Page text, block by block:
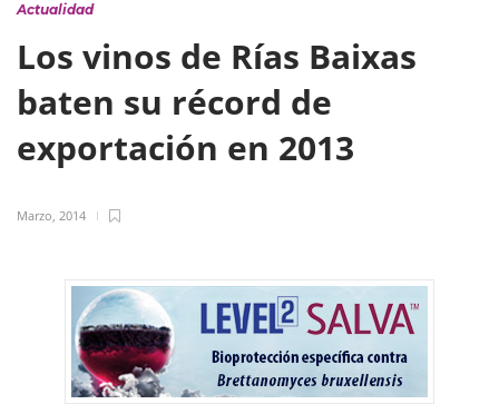
Actualidad
Los vinos de Rías Baixas
baten su récord de
exportación en 2013
Marzo, 2014